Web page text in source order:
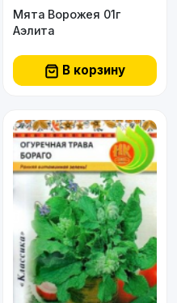
Мята Ворожея 01г
Аэлита
В корзину